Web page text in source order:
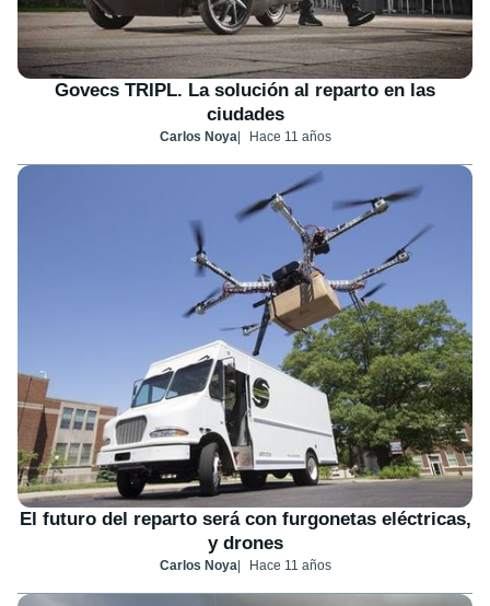
Govecs TRIPL. La solución al reparto en las
ciudades
Carlos Noya Hace 11 años
El futuro del reparto será con furgonetas eléctricas,
y drones
Carlos Noya Hace 11 años